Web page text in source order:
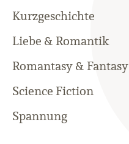
Kurzgeschichte
Liebe & Romantik
Romantasy & Fantasy
Science Fiction
Spannung